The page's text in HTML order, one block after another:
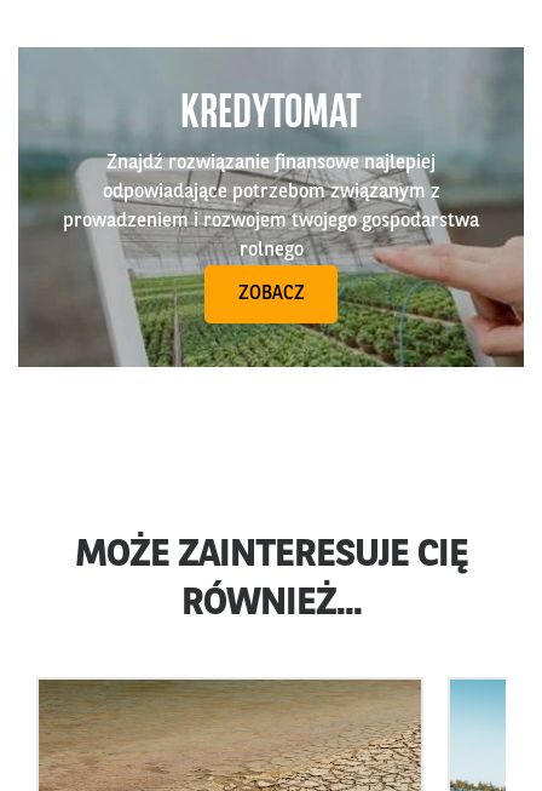
KREDYTOMAT
Znajdź rozwiązanie finansowe najlepiej
odpowiadające potrzebom związanym z
prowadzeniem i rozwojem twojego gospodarstwa
rolnego
ZOBACZ
MOŻE ZAINTERESUJE CIĘ
RÓWNIEŻ...